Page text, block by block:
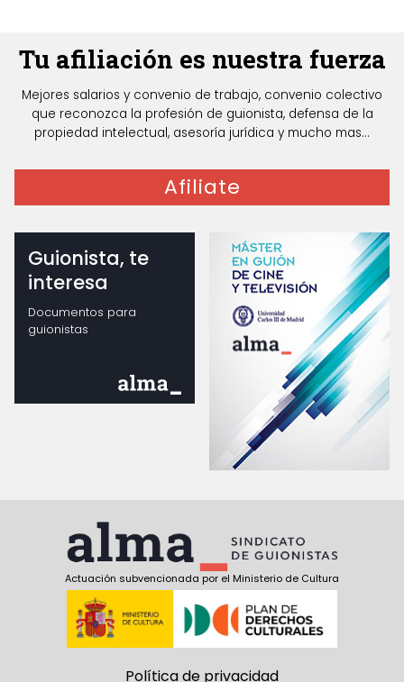
Tu afiliación es nuestra fuerza
Mejores salarios y convenio de trabajo, convenio colectivo
que reconozca la profesión de guionista, defensa de la
propiedad intelectual, asesoría jurídica y mucho mas...
Afiliate
Guionista, te
interesa
Documentos para
guionistas
Actuación subvencionada por el Ministerio de Cultura
Política de privacidad